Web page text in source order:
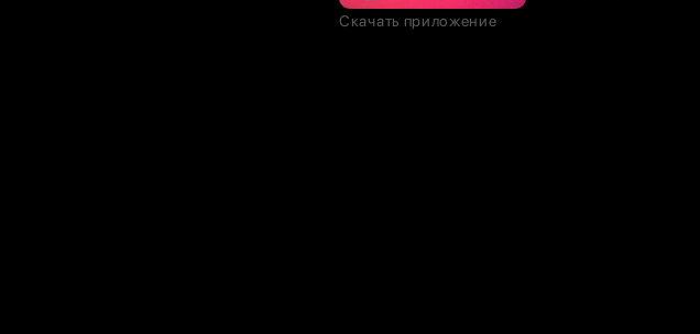
Скачать приложение